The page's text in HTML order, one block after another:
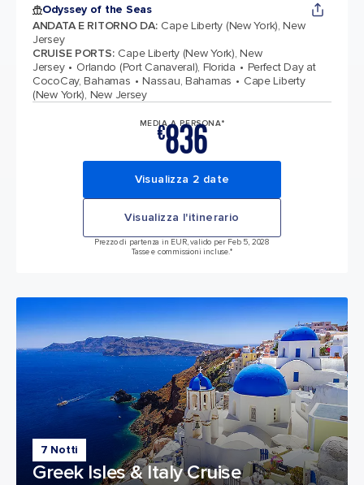
Odyssey of the Seas
ANDATA E RITORNO DA: Cape Liberty (New York), New
Jersey
CRUISE PORTS: Cape Liberty (New York), New
Jersey
Orlando (Port Canaveral), Florida
Perfect Day at
CocoCay, Bahamas
Nassau, Bahamas
Cape Liberty
(New York), New Jersey
MEDIA A PERSONA*
€836
Visualizza 2 date
Visualizza l'itinerario
Prezzo di partenza in EUR, valido per Feb 5, 2028
Tasse e commissioni incluse.*
7 Notti
Greek Isles & Italy Cruise